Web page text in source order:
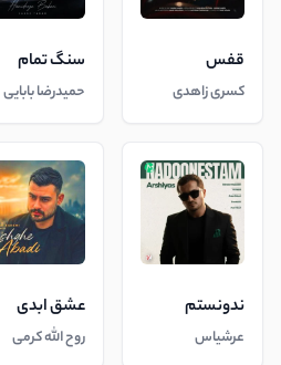
قفس
کسری زاهدی
سنگ تمام
حمیدرضا بابایی
ندونستم
عرشیاس
عشق ابدی
روح الله کرمی